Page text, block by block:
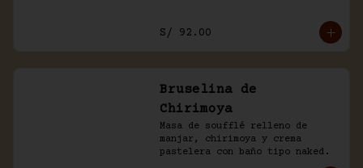
S/ 92.00
Bruselina de
Chirimoya
Masa de soufflé relleno de
manjar, chirimoya y crema
pastelera con baño tipo naked.